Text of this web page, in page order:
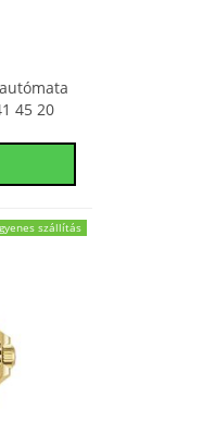
45 20
szállítás